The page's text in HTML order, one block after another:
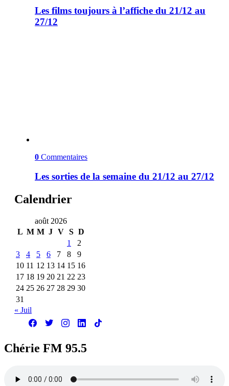
Les films toujours à l’affiche du 21/12 au
27/12
0 Commentaires
Les sorties de la semaine du 21/12 au 27/12
Calendrier
août 2026
L M M J V S D
1
2
3
4 5 6 7 8
9
10 11 12 13 14 15 16
17 18 19 20 21 22 23
24 25 26 27 28 29 30
31
« Juil
Chérie FM 95.5